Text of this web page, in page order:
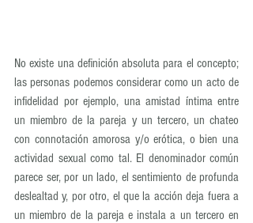
No existe una definición absoluta para el concepto;
las personas podemos considerar como un acto de
infidelidad por ejemplo, una amistad íntima entre
un miembro de la pareja y un tercero, un chateo
con connotación amorosa y/o erótica, o bien una
actividad sexual como tal. El denominador común
parece ser, por un lado, el sentimiento de profunda
deslealtad y, por otro, el que la acción deja fuera a
un miembro de la pareja e instala a un tercero en